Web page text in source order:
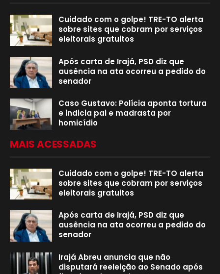
Cuidado com o golpe! TRE-TO alerta
sobre sites que cobram por serviços
eleitorais gratuitos
Após carta de Irajá, PSD diz que
ausência na ata ocorreu a pedido do
senador
Caso Gustavo: Polícia aponta tortura
e indicia pai e madrasta por
homicídio
MAIS ACESSADAS
Cuidado com o golpe! TRE-TO alerta
sobre sites que cobram por serviços
eleitorais gratuitos
Após carta de Irajá, PSD diz que
ausência na ata ocorreu a pedido do
senador
Irajá Abreu anuncia que não
disputará reeleição ao Senado após